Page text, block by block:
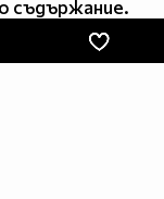
съдържание.